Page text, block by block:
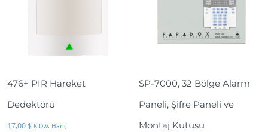
476+ PIR Hareket
Dedektörü
17,00 $ K.D.V. Hariç
SP-7000, 32 Bölge Alarm
Paneli, Şifre Paneli ve
Montaj Kutusu